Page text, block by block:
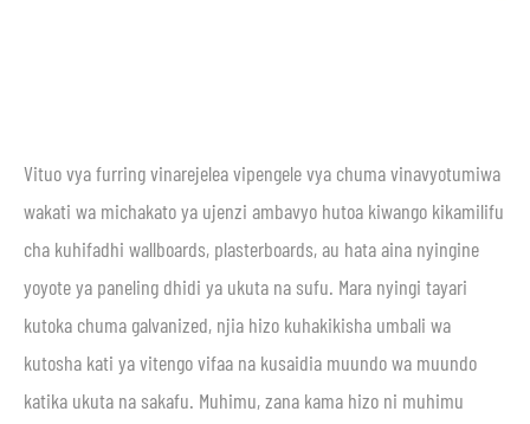
Vituo vya furring vinarejelea vipengele vya chuma vinavyotumiwa
wakati wa michakato ya ujenzi ambavyo hutoa kiwango kikamilifu
cha kuhifadhi wallboards, plasterboards, au hata aina nyingine
yoyote ya paneling dhidi ya ukuta na sufu. Mara nyingi tayari
kutoka chuma galvanized, njia hizo kuhakikisha umbali wa
kutosha kati ya vitengo vifaa na kusaidia muundo wa muundo
katika ukuta na sakafu. Muhimu, zana kama hizo ni muhimu